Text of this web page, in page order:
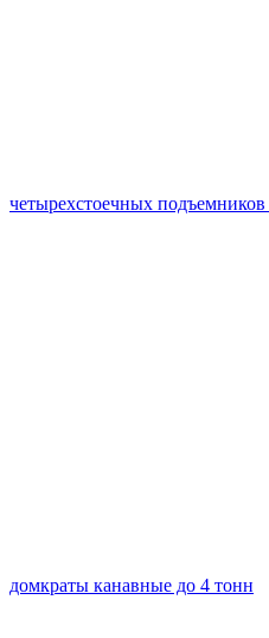
четырехстоечных подъемников
домкраты канавные до 4 тонн